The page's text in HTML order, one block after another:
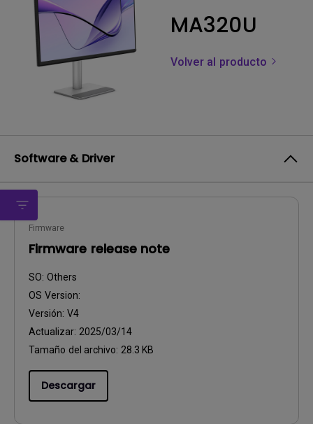
MA320U
Volver al producto
Software & Driver
Firmware
Firmware release note
SO: Others
OS Version:
Versión: V4
Actualizar: 2025/03/14
Tamaño del archivo: 28.3 KB
Descargar